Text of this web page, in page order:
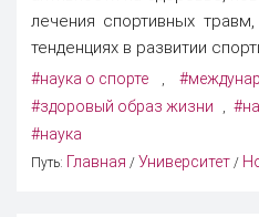
лечения спортивных
тенденциях в развитии
#наука о спорте
#здоровый образ жизни ,
#наука
Путь: Главная / Университет /